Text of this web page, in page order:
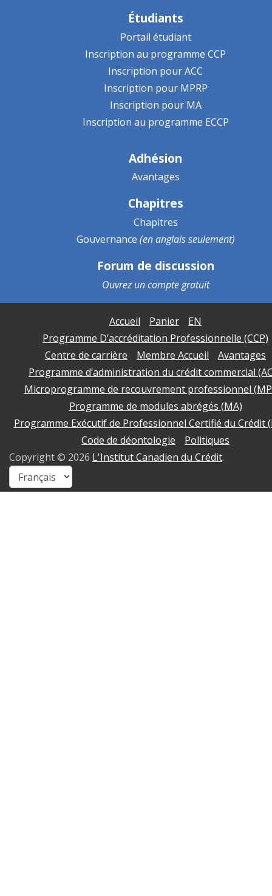
Étudiants
Portail étudiant
Inscription au programme CCP
Inscription pour ACC
Inscription pour MPRP
Inscription pour MA
Inscription au programme ECCP
Adhésion
Avantages
Chapitres
Chapitres
Gouvernance (en anglais seulement)
Forum de discussion
Ouvrez uncompte gratuit
Accueil Panier
EN
Programme D’accréditation Professionnelle (CCP)
Centre de carrière
Membre Accueil
Avantages
Programme d’administration du crédit commercial
Microprogramme de recouvrement professionnel
Programme de modules abrégés (MA)
Programme Exécutif de Professionnel Certifié du Crédit
Code de déontologie
Politiques
Copyright © 2026 L'Institut Canadien du Crédit.